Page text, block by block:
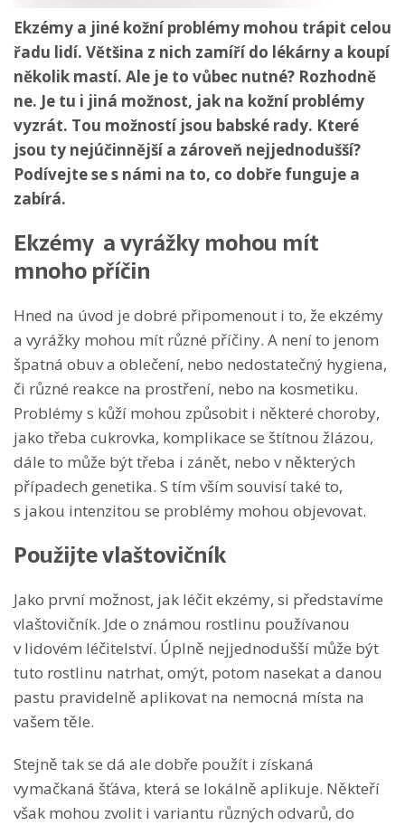
Ekzémy a jiné kožní problémy mohou trápit celou
řadu lidí. Většina z nich zamíří do lékárny a koupí
několik mastí. Ale je to vůbec nutné? Rozhodně
ne. Je tu i jiná možnost, jak na kožní problémy
vyzrát. Tou možností jsou babské rady. Které
jsou ty nejúčinnější a zároveň nejjednodušší?
Podívejte se s námi na to, co dobře funguje a
zabírá.
Ekzémy a vyrážky mohou mít
mnoho příčin
Hned na úvod je dobré připomenout i to, že ekzémy
a vyrážky mohou mít různé příčiny. A není to jenom
špatná obuv a oblečení, nebo nedostatečný hygiena,
či různé reakce na prostření, nebo na kosmetiku.
Problémy s kůží mohou způsobit i některé choroby,
jako třeba cukrovka, komplikace se štítnou žlázou,
dále to může být třeba i zánět, nebo v některých
případech genetika. S tím vším souvisí také to,
s jakou intenzitou se problémy mohou objevovat.
Použijte vlaštovičník
Jako první možnost, jak léčit ekzémy, si představíme
vlaštovičník. Jde o známou rostlinu používanou
v lidovém léčitelství. Úplně nejjednodušší může být
tuto rostlinu natrhat, omýt, potom nasekat a danou
pastu pravidelně aplikovat na nemocná místa na
vašem těle.
Stejně tak se dá ale dobře použít i získaná
vymačkaná šťáva, která se lokálně aplikuje. Někteří
však mohou zvolit i variantu různých odvarů, do